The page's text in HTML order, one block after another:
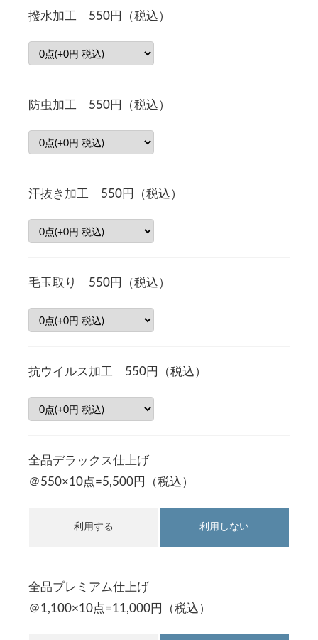
撥水加工 550円（税込）
防虫加工 550円（税込）
汗抜き加工 550円（税込）
毛玉取り 550円（税込）
抗ウイルス加工 550円（税込）
全品デラックス仕上げ
＠550×10点=5,500円（税込）
利用する 利用しない
全品プレミアム仕上げ
＠1,100×10点=11,000円（税込）